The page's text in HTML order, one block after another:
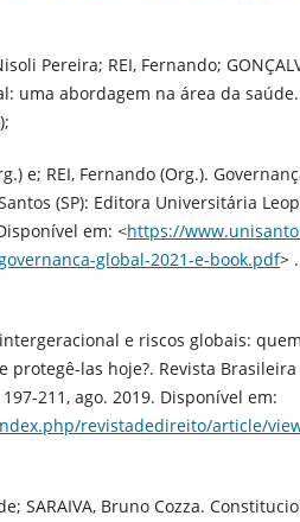
Pereira; REI, Fernando;
uma abordagem na área da
e; REI, Fernando (Org.).
(SP): Editora Universitária
em: <https://
global-2021-e-book.pdf>
intergeracional e riscos globais:
protegê-las hoje?. Revista
211, ago. 2019. Disponível em:
revistadedireito/article/
SARAIVA, Bruno Cozza.